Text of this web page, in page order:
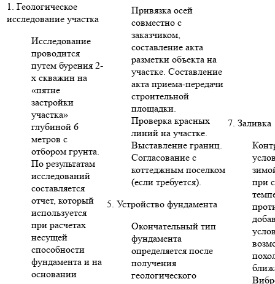
1. Геологическое
исследование участка
Исследование
проводится
путем бурения 2-
х скважин на
«пятне
застройки
участка»
глубиной 6
метров с
отбором грунта.
По результатам
исследований
составляется
отчет, который
используется
при расчетах
несущей
способности
фундамента и на
основании
Привязка осей
совместно с
заказчиком,
составление акта
разметки объекта на
участке. Составление
акта приема-передачи
строительной
площадки.
Проверка красных
линий на участке.
Выставление границ.
Согласование с
коттеджным поселком
(если требуется).
5. Устройство фундамента
Окончательный тип
фундамента
определяется после
получения
геологического
7. Заливка
при